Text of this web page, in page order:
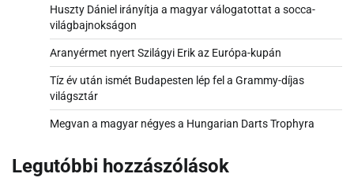
Huszty Dániel irányítja a magyar válogatottat a socca-
világbajnokságon
Aranyérmet nyert Szilágyi Erik az Európa-kupán
Tíz év után ismét Budapesten lép fel a Grammy-díjas
világsztár
Megvan a magyar négyes a Hungarian Darts Trophyra
Legutóbbi hozzászólások